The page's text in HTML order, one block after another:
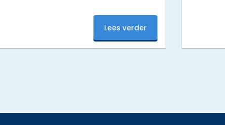
steiger te hebben liggen! Onze Frank is nu aan
de beurt in de loods. Waarom? Het
onderwaterschip wordt goed
Lees verder